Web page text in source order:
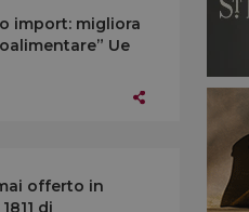
import: migliora
Ue
offerto in
di